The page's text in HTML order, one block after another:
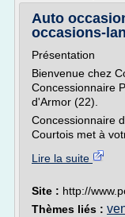
Auto
occasions-
Présentation
Bienvenue chez
Concessionnaire
d'Armor (22).
Concessionnaire
Courtois met à
Lire la suite
Site : http://
Thèmes liés :